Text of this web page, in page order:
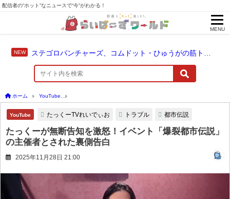
配信者の“ホット”なニュースで“今”がわかる！
MENU
ホーム YouTube
YouTube たっくーTVれいでぃお トラブル 都市伝説
たっくーが無断告知を激怒！イベント「爆裂都市伝説」
の主催者とされた裏側告白
2025年11月28日 21:00